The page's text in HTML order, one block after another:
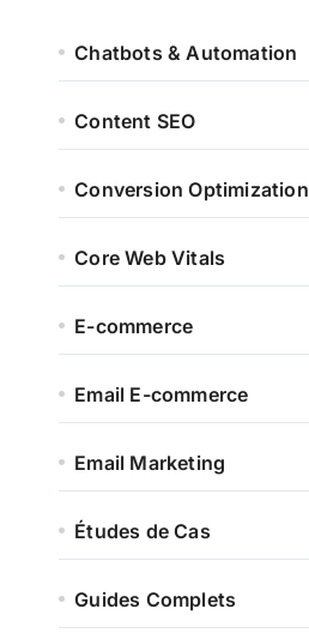
Chatbots & Automation
Content SEO
Conversion Optimization
Core Web Vitals
E-commerce
Email E-commerce
Email Marketing
Études de Cas
Guides Complets